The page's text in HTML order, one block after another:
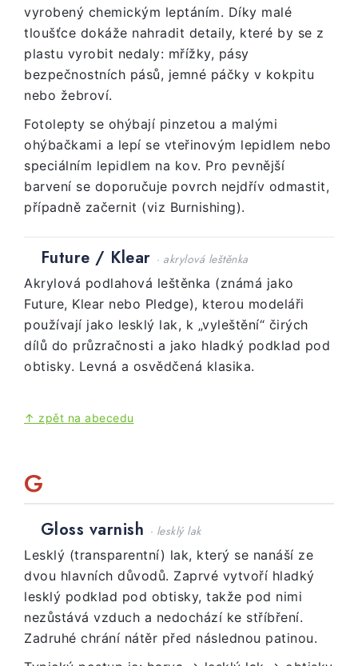
vyrobený chemickým leptáním. Díky malé
tloušťce dokáže nahradit detaily, které by se z
plastu vyrobit nedaly: mřížky, pásy
bezpečnostních pásů, jemné páčky v kokpitu
nebo žebroví.
Fotolepty se ohýbají pinzetou a malými
ohýbačkami a lepí se vteřinovým lepidlem nebo
speciálním lepidlem na kov. Pro pevnější
barvení se doporučuje povrch nejdřív odmastit,
případně začernit (viz Burnishing).
Future / Klear · akrylová leštěnka
Akrylová podlahová leštěnka (známá jako
Future, Klear nebo Pledge), kterou modeláři
používají jako lesklý lak, k „vyleštění“ čirých
dílů do průzračnosti a jako hladký podklad pod
obtisky. Levná a osvědčená klasika.
↑ zpět na abecedu
G
Gloss varnish · lesklý lak
Lesklý (transparentní) lak, který se nanáší ze
dvou hlavních důvodů. Zaprvé vytvoří hladký
lesklý podklad pod obtisky, takže pod nimi
nezůstává vzduch a nedochází ke stříbření.
Zadruhé chrání nátěr před následnou patinou.